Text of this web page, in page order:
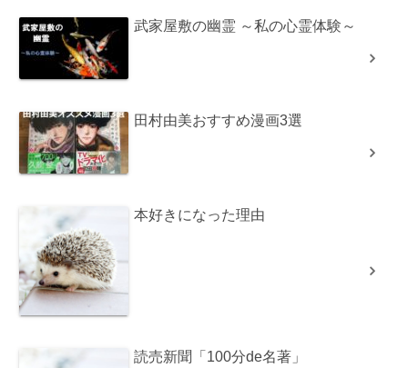
武家屋敷の幽霊 ～私の心霊体験～
田村由美おすすめ漫画3選
本好きになった理由
読売新聞「100分de名著」